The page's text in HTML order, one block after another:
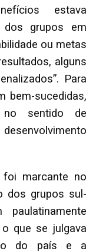
estava
dos grupos em
ou metas
alguns
Para
bem-sucedidas,
no sentido de
foi marcante no
dos grupos sul-
que se julgava
do país e a